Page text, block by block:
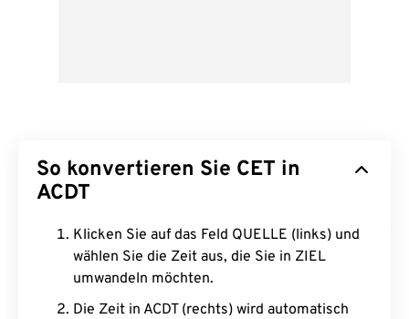
So konvertieren Sie CET in
ACDT
Klicken Sie auf das Feld QUELLE (links) und
wählen Sie die Zeit aus, die Sie in ZIEL
umwandeln möchten.
Die Zeit in ACDT (rechts) wird automatisch